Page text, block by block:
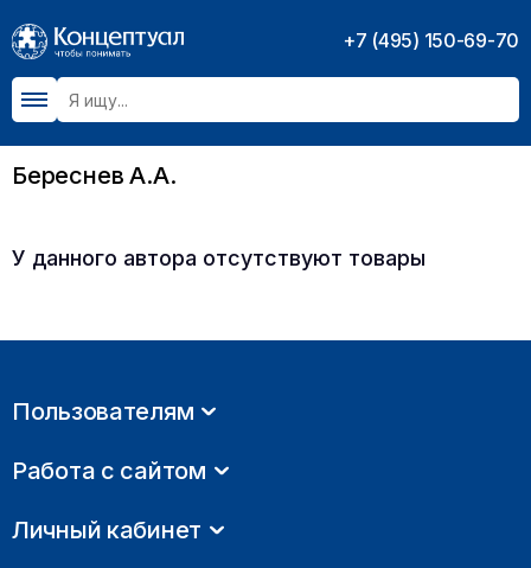
+7 (495) 150-69-70
Береснев А.А.
У данного автора отсутствуют товары
Пользователям
Работа с сайтом
Личный кабинет